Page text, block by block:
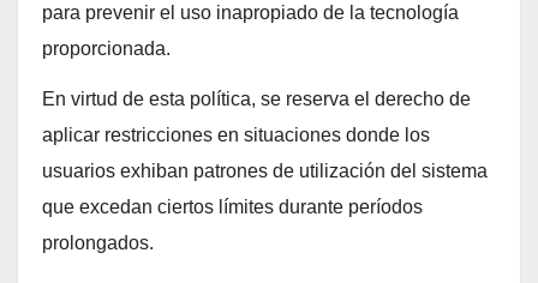
para prevenir el uso inapropiado de la tecnología
proporcionada.
En virtud de esta política, se reserva el derecho de
aplicar restricciones en situaciones donde los
usuarios exhiban patrones de utilización del sistema
que excedan ciertos límites durante períodos
prolongados.